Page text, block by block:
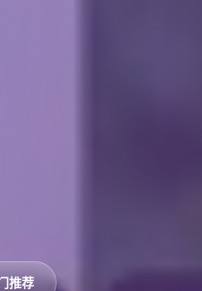
推荐